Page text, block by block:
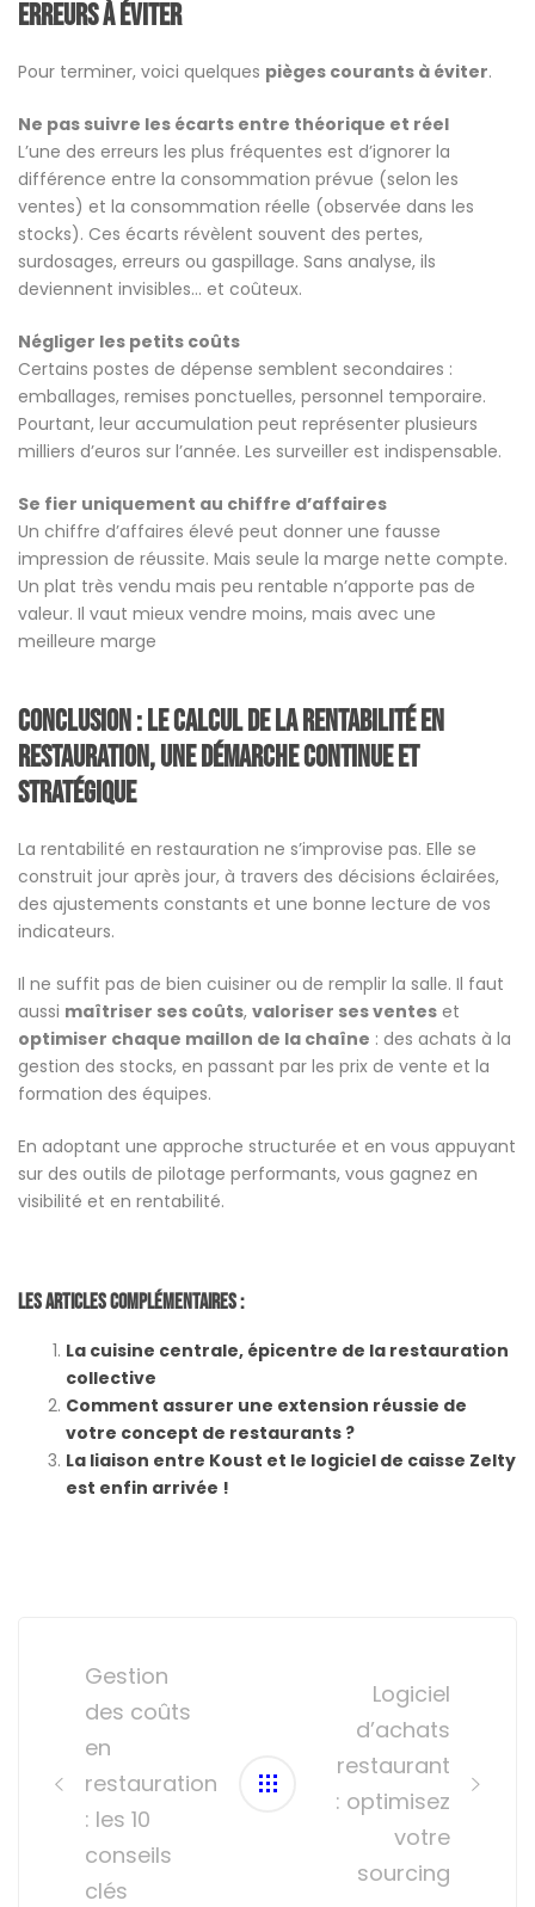
erreurs à éviter
Pour terminer, voici quelques pièges courants à éviter.
Ne pas suivre les écarts entre théorique et réel
L’une des erreurs les plus fréquentes est d’ignorer la
différence entre la consommation prévue (selon les
ventes) et la consommation réelle (observée dans les
stocks). Ces écarts révèlent souvent des pertes,
surdosages, erreurs ou gaspillage. Sans analyse, ils
deviennent invisibles… et coûteux.
Négliger les petits coûts
Certains postes de dépense semblent secondaires :
emballages, remises ponctuelles, personnel temporaire.
Pourtant, leur accumulation peut représenter plusieurs
milliers d’euros sur l’année. Les surveiller est indispensable.
Se fier uniquement au chiffre d’affaires
Un chiffre d’affaires élevé peut donner une fausse
impression de réussite. Mais seule la marge nette compte.
Un plat très vendu mais peu rentable n’apporte pas de
valeur. Il vaut mieux vendre moins, mais avec une
meilleure marge
Conclusion : Le Calcul de la rentabilité en
restauration, une démarche continue et
stratégique
La rentabilité en restauration ne s’improvise pas. Elle se
construit jour après jour, à travers des décisions éclairées,
des ajustements constants et une bonne lecture de vos
indicateurs.
Il ne suffit pas de bien cuisiner ou de remplir la salle. Il faut
aussi maîtriser ses coûts, valoriser ses ventes et
optimiser chaque maillon de la chaîne : des achats à la
gestion des stocks, en passant par les prix de vente et la
formation des équipes.
En adoptant une approche structurée et en vous appuyant
sur des outils de pilotage performants, vous gagnez en
visibilité et en rentabilité.
Les Articles Complémentaires :
La cuisine centrale, épicentre de la restauration
collective
Comment assurer une extension réussie de
votre concept de restaurants ?
La liaison entre Koust et le logiciel de caisse Zelty
est enfin arrivée !
navigationGestion
des coûts
en
restauration
: les 10
conseils
clés
Logiciel
d’achats
restaurant
: optimisez
votre
sourcing